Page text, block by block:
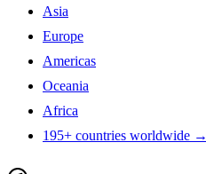
Asia
Europe
Americas
Oceania
Africa
195+ countries worldwide →